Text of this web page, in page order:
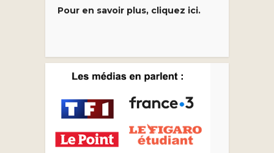
Pour en savoir plus, cliquez ici.